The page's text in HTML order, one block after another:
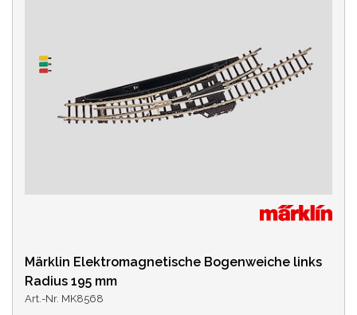
Märklin Elektromagnetische Bogenweiche links
Radius 195 mm
Art.-Nr. MK8568